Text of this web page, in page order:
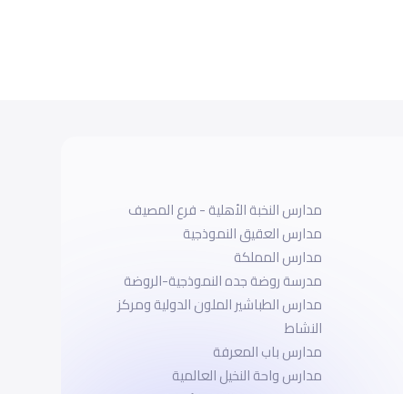
مدارس النخبة الأهلية - فرع المصيف
مدارس العقيق النموذجية
مدارس المملكة
مدرسة روضة جده النموذجية-الروضة
مدارس الطباشير الملون الدولية ومركز
النشاط
مدارس باب المعرفة
مدارس واحة النخيل العالمية